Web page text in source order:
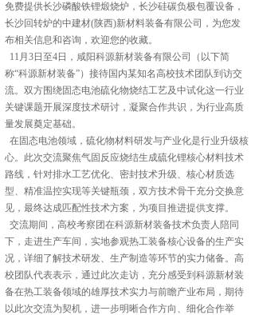
免费提供长沙磷酸铁锂煅烧炉 ，长沙硅碳负极包覆设备，
长沙回转炉的中建材(陕西)新材料装备有限公司，为您发
布相关信息和咨询，欢迎您的收藏。
11月3日至4日，咸阳科源新材装备有限公司（以下简
称“科源新材装备”）接待国内某知名高校技术团队到访交
流。双方围绕固态电池硫化物烧结工艺及中试化这一行业
关键课题开展深度技术研讨，凝聚合作共识，为行业高质
量发展奠定基础。
在固态电池领域，硫化物材料研发与产业化是行业升级核
心。此次交流聚焦气固反应烧结生成硫化锂核心材料技术
路线，针对排水工艺优化、密封技术升级、核心材质选
型、精准温控实现等关键瓶颈，双方技术骨干充分交换意
见，最终达成匹配性技术方案，为项目推进提供支撑。
交流期间，高校考察团在科源新材装备技术负责人陪同
下，走进生产车间，实地参观热工装备核心设备的生产实
况，详细了解技术研发、生产制造等环节的实力储备。高
校团队代表表示，通过此次走访，充分感受到科源新材装
备在热工装备领域的雄厚技术实力与前瞻产业布局，期待
以此次交流为契机，进一步明晰合作方向、细化合作举